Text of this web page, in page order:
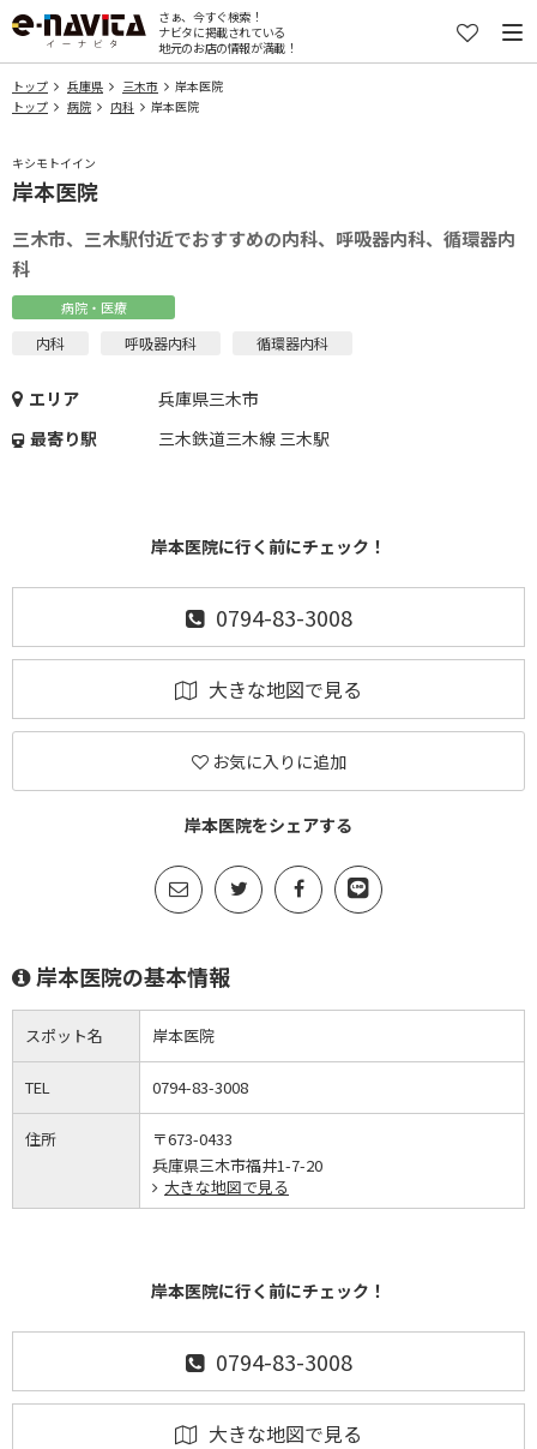
さぁ、今すぐ検索！
ナビタに掲載されている
地元のお店の情報が満載！
トップ 兵庫県 三木市
岸本医院
トップ
病院 内科 岸本医院
キシモトイイン
岸本医院
三木市、三木駅付近でおすすめの内科、呼吸器内科、循環器内
科
病院・医療
内科 呼吸器内科 循環器内科
エリア
兵庫県三木市
最寄り駅
三木鉄道三木線 三木駅
岸本医院に行く前にチェック！
0794-83-3008
大きな地図で見る
お気に入りに追加
岸本医院をシェアする
岸本医院の基本情報
スポット名 岸本医院
TEL 0794-83-3008
住所
〒673-0433
兵庫県三木市福井1-7-20
大きな地図で見る
岸本医院に行く前にチェック！
0794-83-3008
大きな地図で見る